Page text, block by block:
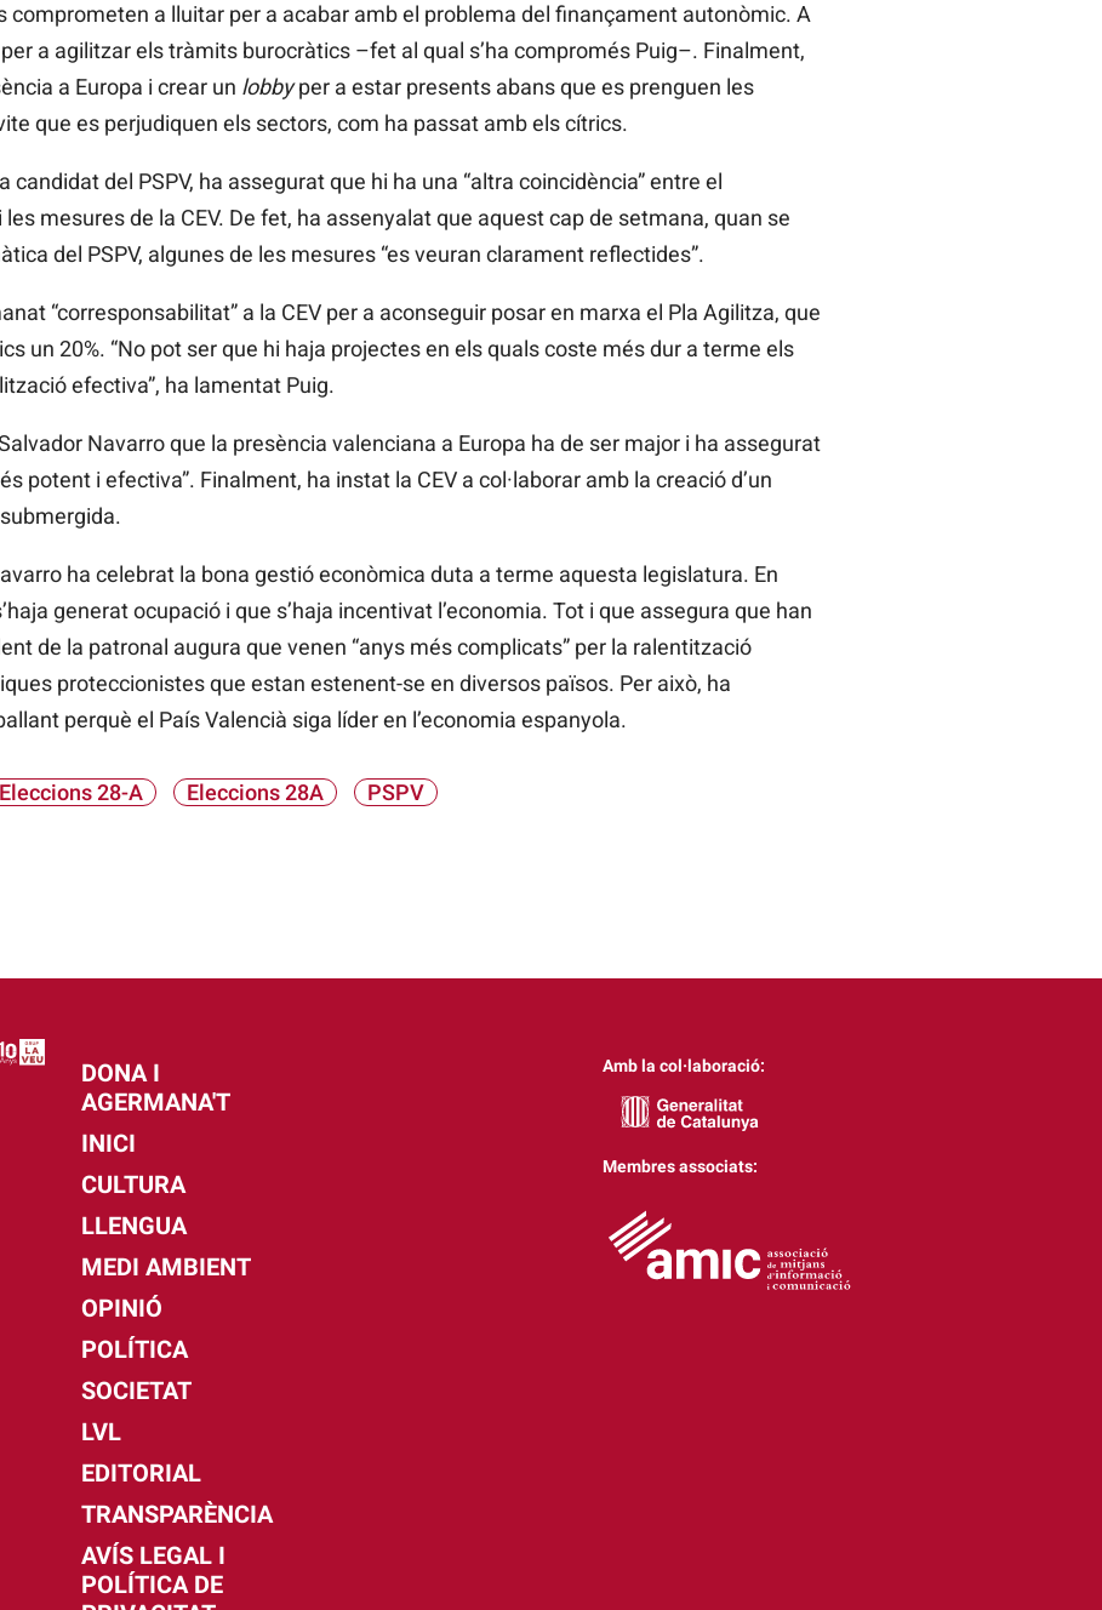
comprometen a lluitar per a acabar amb el problema del finançament autonòmic. A
a agilitzar els tràmits burocràtics –fet al qual s’ha compromés Puig–. Finalment,
a Europa i crear un lobbyper a estar presents abans que es prenguen les
que es perjudiquen els sectors, com ha passat amb els cítrics.
candidat del PSPV, ha assegurat que hi ha una “altra coincidència” entre el
mesures de la CEV. De fet, ha assenyalat que aquest cap de setmana, quan se
del PSPV, algunes de les mesures “es veuran clarament reflectides”.
“corresponsabilitat” a la CEV per a aconseguir posar en marxa el Pla Agilitza, que
un 20%. “No pot ser que hi haja projectes en els quals coste més dur a terme els
efectiva”, ha lamentat Puig.
Navarro que la presència valenciana a Europa ha de ser major i ha assegurat
potent i efectiva”. Finalment, ha instat la CEV a col·laborar amb la creació d’un
ha celebrat la bona gestió econòmica duta a terme aquesta legislatura. En
generat ocupació i que s’haja incentivat l’economia. Tot i que assegura que han
de la patronal augura que venen “anys més complicats” per la ralentització
proteccionistes que estan estenent-se en diversos països. Per això, ha
perquè el País Valencià siga líder en l’economia espanyola.
Eleccions 28-A Eleccions 28A PSPV
DONA I
AGERMANA'T
INICI
CULTURA
LLENGUA
MEDI AMBIENT
OPINIÓ
POLÍTICA
SOCIETAT
LVL
EDITORIAL
TRANSPARÈNCIA
AVÍS LEGAL I
POLÍTICA DE
Amb la col·laboració:
Membres associats: